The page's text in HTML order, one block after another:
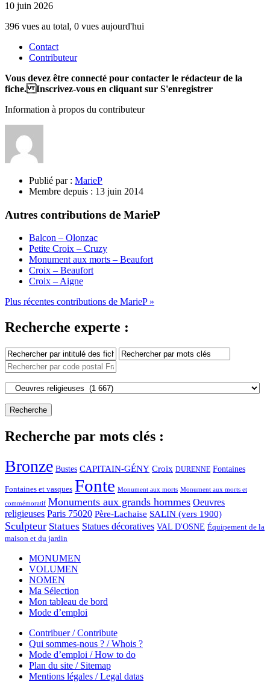
10 juin 2026
396 vues au total, 0 vues aujourd'hui
Contact
Contributeur
Vous devez être connecté pour contacter le rédacteur de la
fiche. Inscrivez-vous en cliquant sur S'enregistrer
Information à propos du contributeur
Publié par : MarieP
Membre depuis : 13 juin 2014
Autres contributions de MarieP
Balcon – Olonzac
Petite Croix – Cruzy
Monument aux morts – Beaufort
Croix – Beaufort
Croix – Aigne
Plus récentes contributions de MarieP »
Recherche experte :
Recherche par mots clés :
Bronze Bustes CAPITAIN-GÉNY Croix DURENNE Fontaines
Fontaines et vasques Fonte Monument aux morts Monument aux morts et
commémoratif Monuments aux grands hommes Oeuvres
religieuses Paris 75020 Père-Lachaise SALIN (vers 1900)
Sculpteur Statues Statues décoratives VAL D'OSNE Équipement de la
maison et du jardin
MONUMEN
VOLUMEN
NOMEN
Ma Sélection
Mon tableau de bord
Mode d’emploi
Contribuer / Contribute
Qui sommes-nous ? / Whois ?
Mode d’emploi / How to do
Plan du site / Sitemap
Mentions légales / Legal datas